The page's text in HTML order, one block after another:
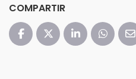
COMPARTIR